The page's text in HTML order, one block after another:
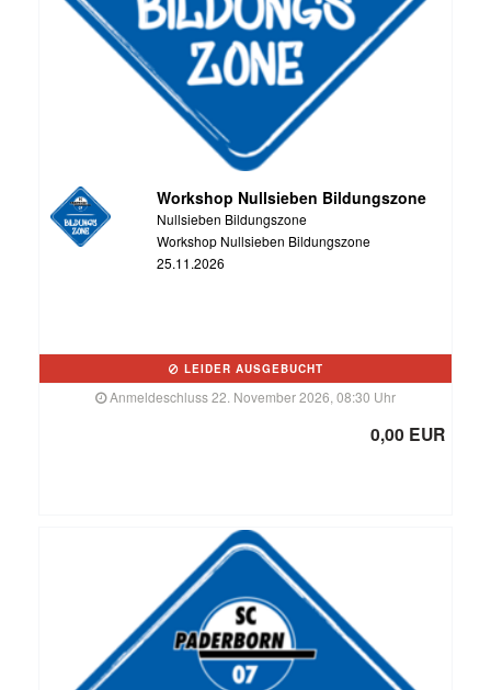
Workshop Nullsieben Bildungszone
Nullsieben Bildungszone
Workshop Nullsieben Bildungszone
25.11.2026
LEIDER AUSGEBUCHT
Anmeldeschluss 22. November 2026, 08:30 Uhr
0,00 EUR